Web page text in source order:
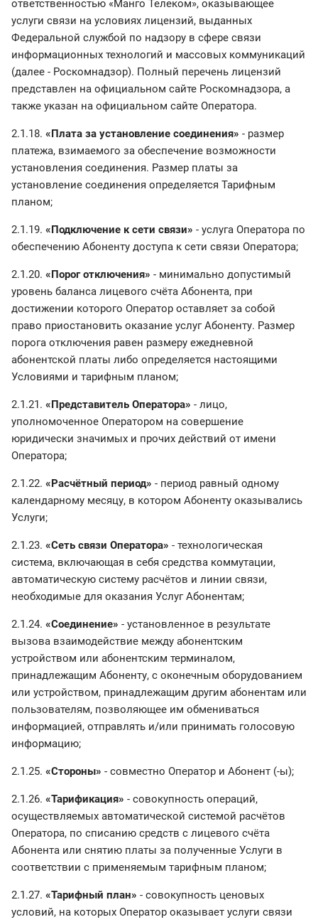
ответственностью «Манго Телеком», оказывающее
услуги связи на условиях лицензий, выданных
Федеральной службой по надзору в сфере связи
информационных технологий и массовых коммуникаций
(далее - Роскомнадзор). Полный перечень лицензий
представлен на официальном сайте Роскомнадзора, а
также указан на официальном сайте Оператора.
2.1.18. «Плата за установление соединения» - размер
платежа, взимаемого за обеспечение возможности
установления соединения. Размер платы за
установление соединения определяется Тарифным
планом;
2.1.19. «Подключение к сети связи» - услуга Оператора по
обеспечению Абоненту доступа к сети связи Оператора;
2.1.20. «Порог отключения» - минимально допустимый
уровень баланса лицевого счёта Абонента, при
достижении которого Оператор оставляет за собой
право приостановить оказание услуг Абоненту. Размер
порога отключения равен размеру ежедневной
абонентской платы либо определяется настоящими
Условиями и тарифным планом;
2.1.21. «Представитель Оператора» - лицо,
уполномоченное Оператором на совершение
юридически значимых и прочих действий от имени
Оператора;
2.1.22. «Расчётный период» - период равный одному
календарному месяцу, в котором Абоненту оказывались
Услуги;
2.1.23. «Сеть связи Оператора» - технологическая
система, включающая в себя средства коммутации,
автоматическую систему расчётов и линии связи,
необходимые для оказания Услуг Абонентам;
2.1.24. «Соединение» - установленное в результате
вызова взаимодействие между абонентским
устройством или абонентским терминалом,
принадлежащим Абоненту, с оконечным оборудованием
или устройством, принадлежащим другим абонентам или
пользователям, позволяющее им обмениваться
информацией, отправлять и/или принимать голосовую
информацию;
2.1.25. «Стороны» - совместно Оператор и Абонент (-ы);
2.1.26. «Тарификация» - совокупность операций,
осуществляемых автоматической системой расчётов
Оператора, по списанию средств с лицевого счёта
Абонента или снятию платы за полученные Услуги в
соответствии с применяемым тарифным планом;
2.1.27. «Тарифный план» - совокупность ценовых
условий, на которых Оператор оказывает услуги связи